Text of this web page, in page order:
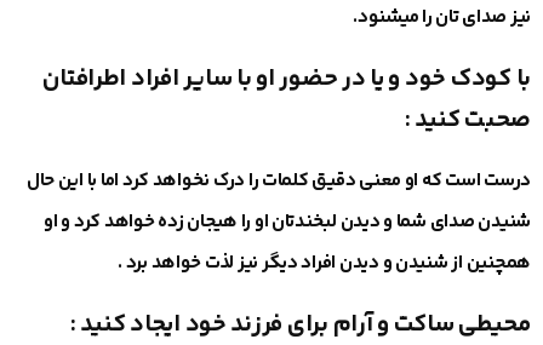
نیز صدای تان را می‎شنود.
با کودک خود و یا در حضور او با سایر افراد اطرافتان
صحبت کنید:
درست است که او معنی دقیق کلمات را درک نخواهد کرد اما با این حال
شنیدن صدای شما و دیدن لبخندتان او را هیجان زده خواهد کرد و او
همچنین از شنیدن و دیدن افراد دیگر نیز لذت خواهد برد .
محیطی ساکت و آرام برای فرزند خود ایجاد کنید: